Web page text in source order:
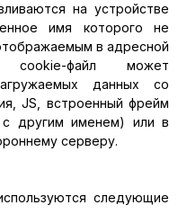
на устройстве
имя которого не
в адресной
cookie-файл может
данных со
JS, встроенный фрейм
другим именем) или в
серверу.
следующие